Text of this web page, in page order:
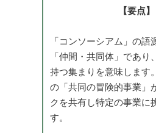
【要点】
「コンソーシアム」の語
「仲間・共同体」であり
持つ集まりを意味します
の「共同の冒険的事業」
クを共有し特定の事業に
す。